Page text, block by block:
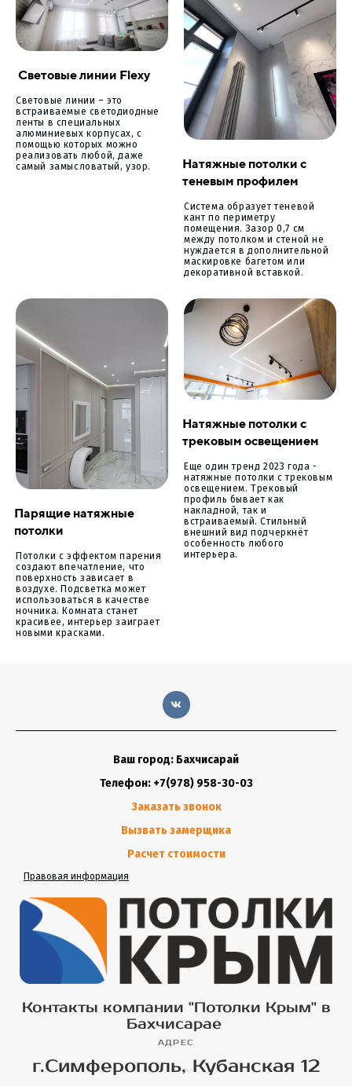
Световые линии Flexy
Световые линии – это
встраиваемые светодиодные
ленты в специальных
алюминиевых корпусах, с
помощью которых можно
реализовать любой, даже
самый замысловатый, узор.
Натяжные потолки с
теневым профилем
Система образует теневой
кант по периметру
помещения. Зазор 0,7 см
между потолком и стеной не
нуждается в дополнительной
маскировке багетом или
декоративной вставкой.
Парящие натяжные
потолки
Потолки с эффектом парения
создают впечатление, что
поверхность зависает в
воздухе. Подсветка может
использоваться в качестве
ночника. Комната станет
красивее, интерьер заиграет
новыми красками.
Натяжные потолки с
трековым освещением
Еще один тренд 2023 года -
натяжные потолки с трековым
освещением. Трековый
профиль бывает как
накладной, так и
встраиваемый. Стильный
внешний вид подчеркнёт
особенность любого
интерьера.
Ваш город: Бахчисарай
Телефон: +7(978) 958-30-03
Заказать звонок
Вызвать замерщика
Расчет стоимости
Правовая информация
Контакты компании "Потолки Крым" в
Бахчисарае
АДРЕС
г.Симферополь, Кубанская 12